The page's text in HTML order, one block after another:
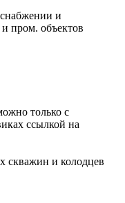
и
пром. объектов
только с
ссылкой на
скважин и колодцев